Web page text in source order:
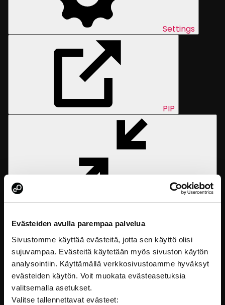
Evästeiden avulla parempaa palvelua
Sivustomme käyttää evästeitä, jotta sen käyttö olisi
sujuvampaa. Evästeitä käytetään myös sivuston käytön
analysointiin. Käyttämällä verkkosivustoamme hyväksyt
evästeiden käytön. Voit muokata evästeasetuksia
valitsemalla asetukset.
Valitse tallennettavat evästeet:
Settings
PIP
Exit
fullscreenEnter fullscreen